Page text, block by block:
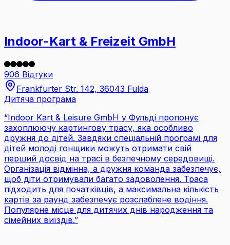
Indoor-Kart & Freizeit GmbH
906 Відгуки
Frankfurter Str. 142, 36043 Fulda
Дитяча програма
“Indoor Kart & Leisure GmbH у Фульді пропонує
захоплюючу картингову трасу, яка особливо
дружня до дітей. Завдяки спеціальній програмі для
дітей молоді гонщики можуть отримати свій
перший досвід на трасі в безпечному середовищі.
Організація відмінна, а дружня команда забезпечує,
щоб діти отримували багато задоволення. Траса
підходить для початківців, а максимальна кількість
картів за раунд забезпечує розслаблене водіння.
Популярне місце для дитячих днів народження та
сімейних виїздів.”